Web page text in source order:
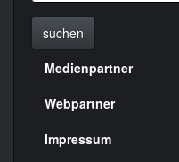
suchen
Menülinks
rechte
Seite
Medienpartner
Webpartner
Impressum